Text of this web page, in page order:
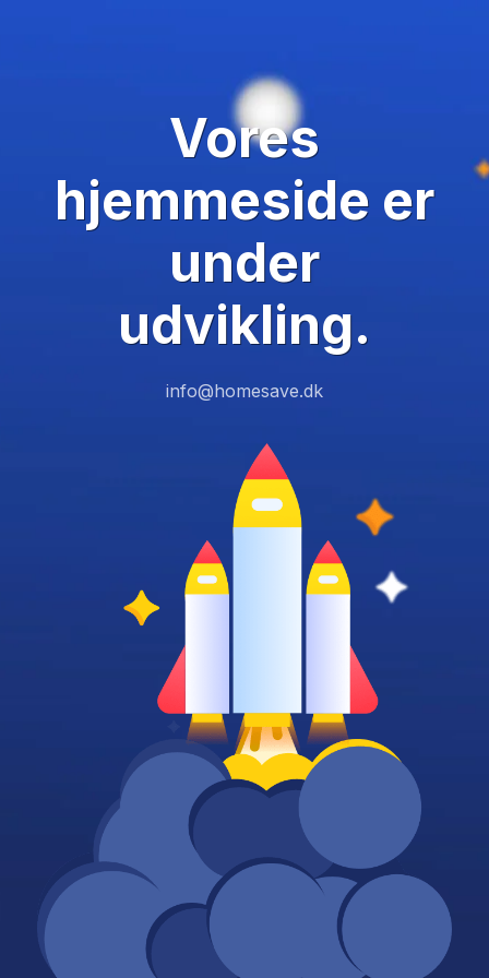
Vores
hjemmeside er
under
udvikling.
info@homesave.dk